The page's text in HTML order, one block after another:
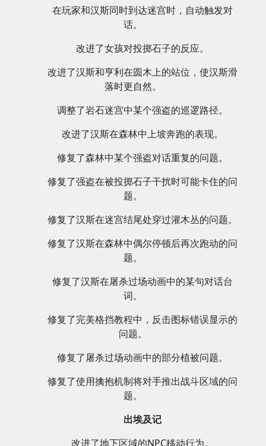
在玩家和汉斯同时到达迷宫时，自动触发对
话。
改进了女孩对投掷石子的反应。
改进了汉斯和亨利在圆木上的站位，使汉斯滑
落时更自然。
调整了岩石迷宫中某个强盗的巡逻路径。
改进了汉斯在森林中上坡奔跑的表现。
修复了森林中某个强盗对话重复的问题。
修复了强盗在被投掷石子干扰时可能卡住的问
题。
修复了汉斯在迷宫结尾处穿过灌木丛的问题。
修复了汉斯在森林中偶尔停顿后再次跑动的问
题。
修复了汉斯在屠杀过场动画中的某句对话台
词。
修复了完美格挡教程中，反击图标错误显示的
问题。
修复了屠杀过场动画中的部分植被问题。
修复了使用擒抱机制将对手推出战斗区域的问
题。
出埃及记
改进了地下区域的NPC移动行为。